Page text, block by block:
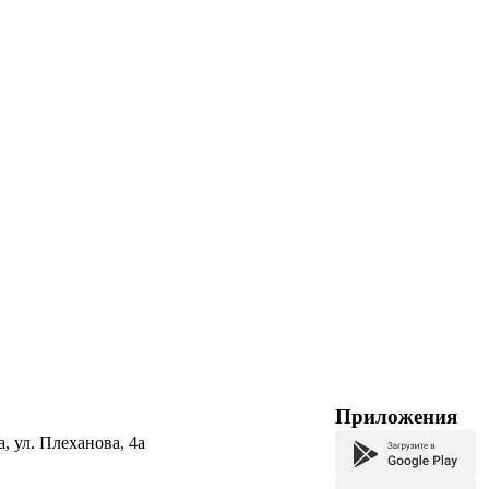
ул. Плеханова, 4а
Приложения